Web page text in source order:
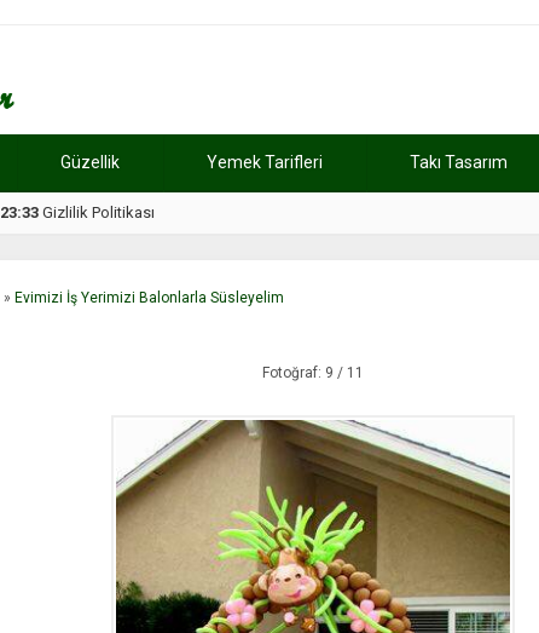
Güzellik Yemek Tarifleri Takı Tasarım
17:08 Dilan, düğününe 5 gün kala hayatını kaybetti
» Evimizi İş Yerimizi Balonlarla Süsleyelim
Fotoğraf: 9 / 11